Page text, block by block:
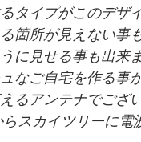
タイプがこのデザ
箇所が見えない事も
に見せる事も出来ま
なご自宅を作る事
るアンテナでござい
スカイツリーに電